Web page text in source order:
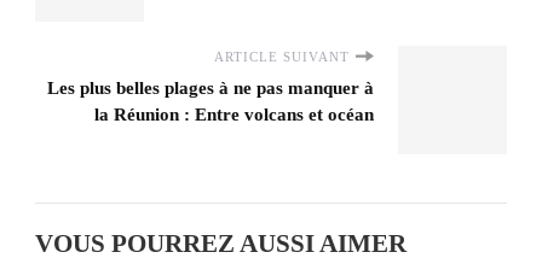
ARTICLE SUIVANT
Les plus belles plages à ne pas manquer à
la Réunion : Entre volcans et océan
VOUS POURREZ AUSSI AIMER